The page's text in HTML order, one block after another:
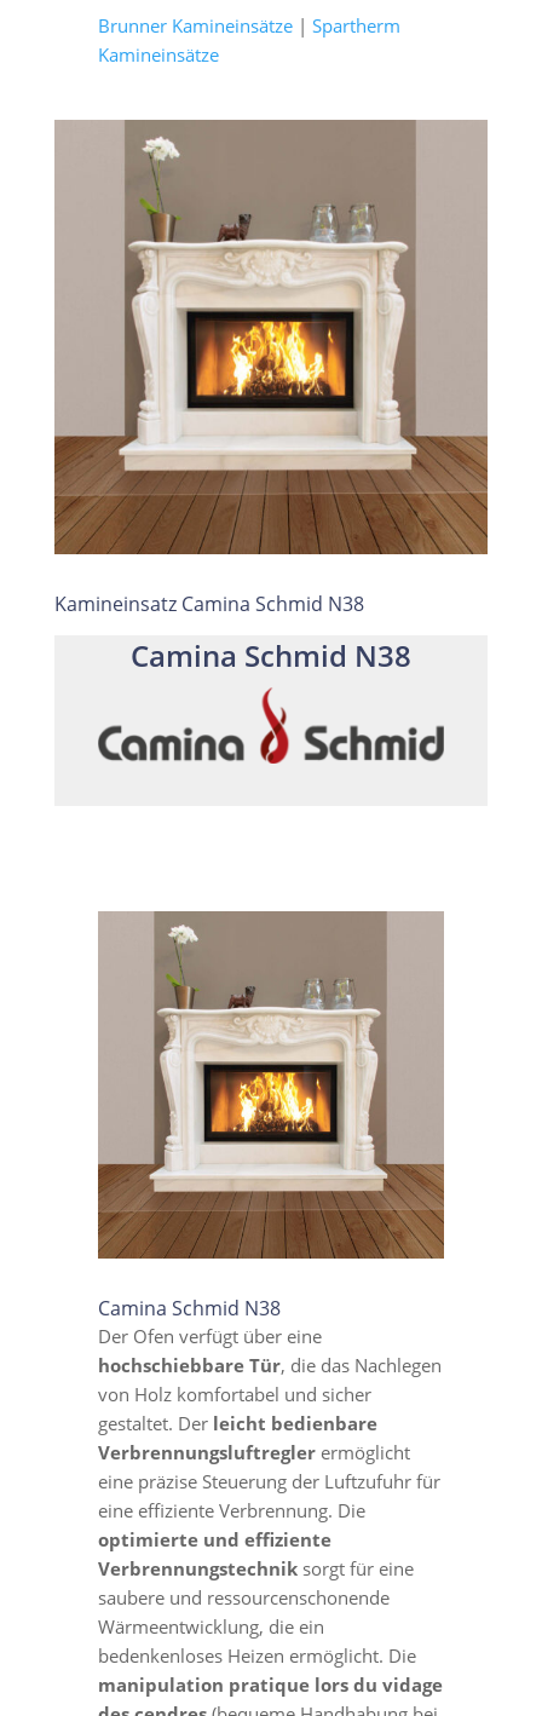
Brunner Kamineinsätze| Spartherm
Kamineinsätze
Kamineinsatz Camina Schmid N38
Camina Schmid N38
Camina Schmid N38
Der Ofen verfügt über eine
hochschiebbare Tür, die das Nachlegen
von Holz komfortabel und sicher
gestaltet. Der leicht bedienbare
Verbrennungsluftreglerermöglicht
eine präzise Steuerung der Luftzufuhr für
eine effiziente Verbrennung. Die
optimierte und effiziente
Verbrennungstechniksorgt für eine
saubere und ressourcenschonende
Wärmeentwicklung, die ein
bedenkenloses Heizen ermöglicht. Die
manipulation pratique lors du vidage